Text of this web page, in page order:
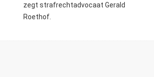
zegt strafrechtadvocaat Gerald
Roethof.